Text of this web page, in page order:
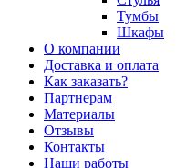
Тумбы
Шкафы
О компании
Доставка и оплата
Как заказать?
Партнерам
Материалы
Отзывы
Контакты
Наши работы